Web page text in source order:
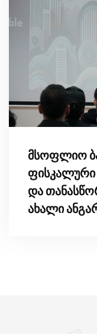
მსოფლიო
ფისკალური
და
ახალი